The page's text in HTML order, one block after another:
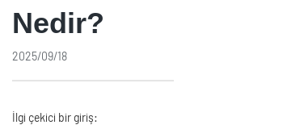
Nedir?
2025/09/18
İlgi çekici bir giriş: